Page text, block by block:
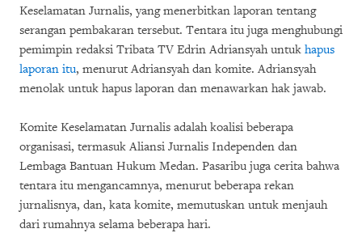
Keselamatan Jurnalis, yang menerbitkan laporan tentang
serangan pembakaran tersebut. Tentara itu juga menghubungi
pemimpin redaksi Tribata TV Edrin Adriansyah untuk hapus
laporan itu, menurut Adriansyah dan komite. Adriansyah
menolak untuk hapus laporan dan menawarkan hak jawab.
Komite Keselamatan Jurnalis adalah koalisi beberapa
organisasi, termasuk Aliansi Jurnalis Independen dan
Lembaga Bantuan Hukum Medan. Pasaribu juga cerita bahwa
tentara itu mengancamnya, menurut beberapa rekan
jurnalisnya, dan, kata komite, memutuskan untuk menjauh
dari rumahnya selama beberapa hari.